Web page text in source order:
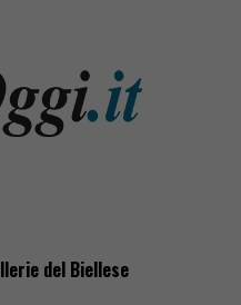
del Biellese